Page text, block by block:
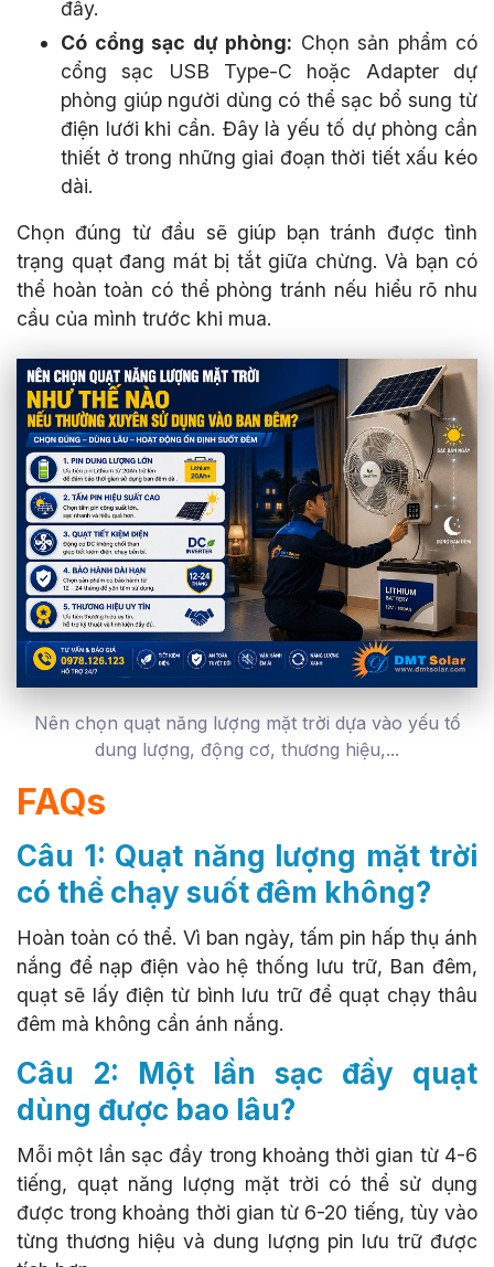
đầy.
Có cổng sạc dự phòng: Chọn sản phẩm có
cổng sạc USB Type-C hoặc Adapter dự
phòng giúp người dùng có thể sạc bổ sung từ
điện lưới khi cần. Đây là yếu tố dự phòng cần
thiết ở trong những giai đoạn thời tiết xấu kéo
dài.
Chọn đúng từ đầu sẽ giúp bạn tránh được tình
trạng quạt đang mát bị tắt giữa chừng. Và bạn có
thể hoàn toàn có thể phòng tránh nếu hiểu rõ nhu
cầu của mình trước khi mua.
Nên chọn quạt năng lượng mặt trời dựa vào yếu tố
dung lượng, động cơ, thương hiệu,...
FAQs
Câu 1: Quạt năng lượng mặt trời
có thể chạy suốt đêm không?
Hoàn toàn có thể. Vì ban ngày, tấm pin hấp thụ ánh
nắng để nạp điện vào hệ thống lưu trữ, Ban đêm,
quạt sẽ lấy điện từ bình lưu trữ để quạt chạy thâu
đêm mà không cần ánh nắng.
Câu 2: Một lần sạc đầy quạt
dùng được bao lâu?
Mỗi một lần sạc đầy trong khoảng thời gian từ 4-6
tiếng, quạt năng lượng mặt trời có thể sử dụng
được trong khoảng thời gian từ 6-20 tiếng, tùy vào
từng thương hiệu và dung lượng pin lưu trữ được